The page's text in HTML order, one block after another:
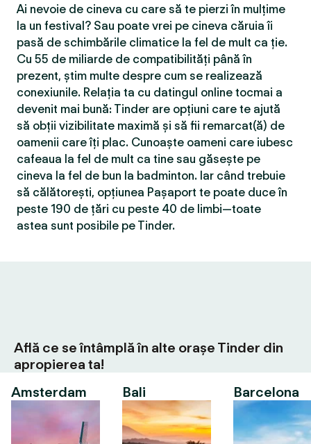
Ai nevoie de cineva cu care să te pierzi în mulțime
la un festival? Sau poate vrei pe cineva căruia îi
pasă de schimbările climatice la fel de mult ca ție.
Cu 55 de miliarde de compatibilităţi până în
prezent, știm multe despre cum se realizează
conexiunile. Relația ta cu datingul online tocmai a
devenit mai bună: Tinder are opțiuni care te ajută
să obții vizibilitate maximă și să fii remarcat(ă) de
oamenii care îți plac. Cunoaște oameni care iubesc
cafeaua la fel de mult ca tine sau găsește pe
cineva la fel de bun la badminton. Iar când trebuie
să călătorești, opțiunea Pașaport te poate duce în
peste 190 de țări cu peste 40 de limbi—toate
astea sunt posibile pe Tinder.
Află ce se întâmplă în alte orașe Tinder din
apropierea ta!
Amsterdam
Bali Barcelona